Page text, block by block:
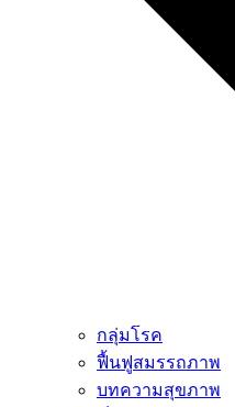
กลุ่มโรค
ฟื้นฟูสมรรถภาพ
บทความสุขภาพ